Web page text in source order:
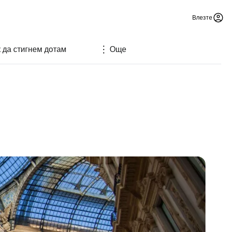
Влезте
да стигнем дотам Още